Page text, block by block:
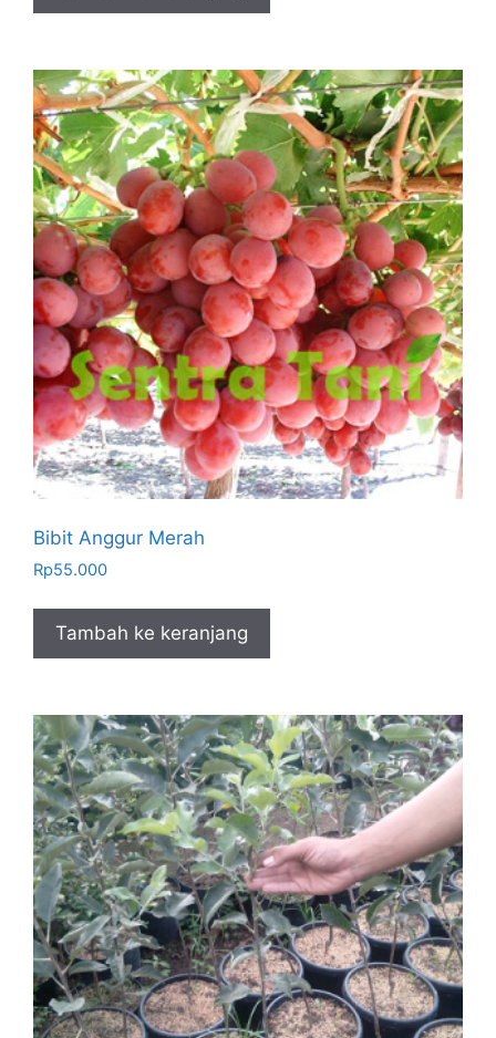
Bibit Anggur Merah
Rp55.000
Tambah ke keranjang